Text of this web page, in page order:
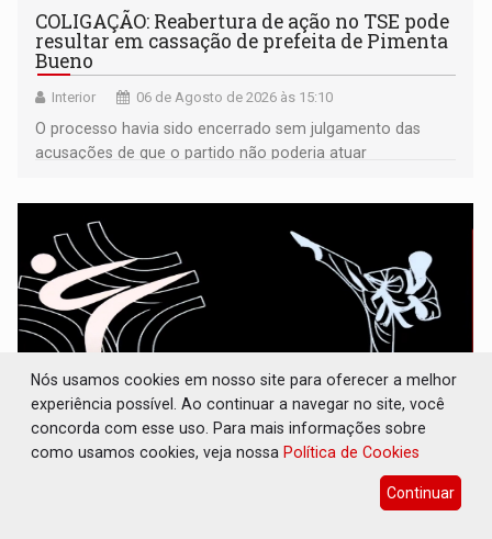
COLIGAÇÃO: Reabertura de ação no TSE pode
resultar em cassação de prefeita de Pimenta
Bueno
Interior 06 de Agosto de 2026 às 15:10
O processo havia sido encerrado sem julgamento das
acusações de que o partido não poderia atuar
Nós usamos cookies em nosso site para oferecer a melhor
experiência possível. Ao continuar a navegar no site, você
concorda com esse uso. Para mais informações sobre
como usamos cookies, veja nossa Política de Cookies
Continuar